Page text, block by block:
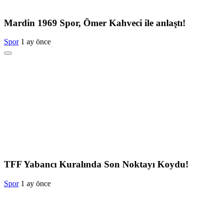
Mardin 1969 Spor, Ömer Kahveci ile anlaştı!
Spor 1 ay önce
TFF Yabancı Kuralında Son Noktayı Koydu!
Spor 1 ay önce